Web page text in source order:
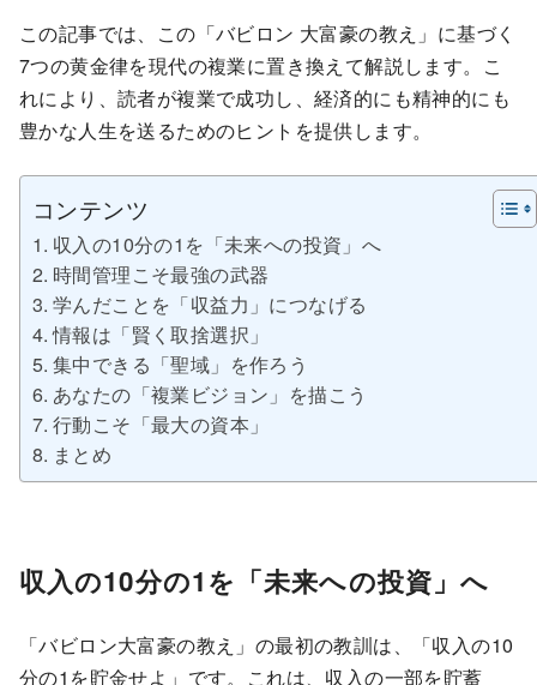
この記事では、この「バビロン 大富豪の教え」に基づく
7つの黄金律を現代の複業に置き換えて解説します。こ
れにより、読者が複業で成功し、経済的にも精神的にも
豊かな人生を送るためのヒントを提供します。
コンテンツ
収入の10分の1を「未来への投資」へ
時間管理こそ最強の武器
学んだことを「収益力」につなげる
情報は「賢く取捨選択」
集中できる「聖域」を作ろう
あなたの「複業ビジョン」を描こう
行動こそ「最大の資本」
まとめ
収入の10分の1を「未来への投資」へ
「バビロン大富豪の教え」の最初の教訓は、「収入の10
分の1を貯金せよ」です。これは、収入の一部を貯蓄